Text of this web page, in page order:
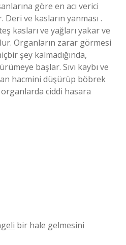
göre en acı verici
ve kasların yanması .
kasları ve yağları yakar ve
Organların zarar görmesi
şey kalmadığında,
başlar. Sıvı kaybı ve
hacmini düşürüp böbrek
ciddi hasara
bir hale gelmesini